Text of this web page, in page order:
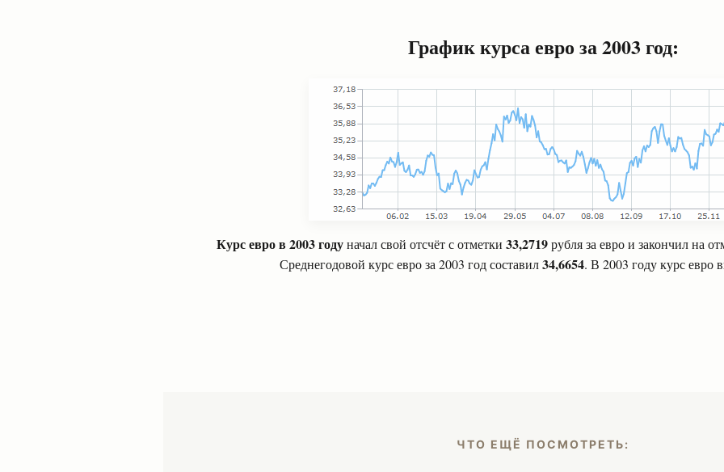
График курса евро за 2003 год:
Курс евро в 2003 годуначал свой отсчёт с отметки 33,2719рубля за евро и закончил на
Среднегодовой курс евро за 2003 год составил34,6654. В 2003 году курс евро
ЧТО ЕЩЁ ПОСМОТРЕТЬ: